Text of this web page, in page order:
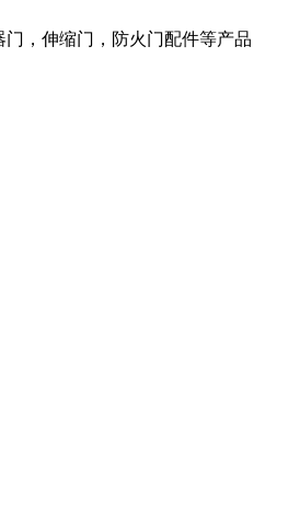
，伸缩门，防火门配件等产品